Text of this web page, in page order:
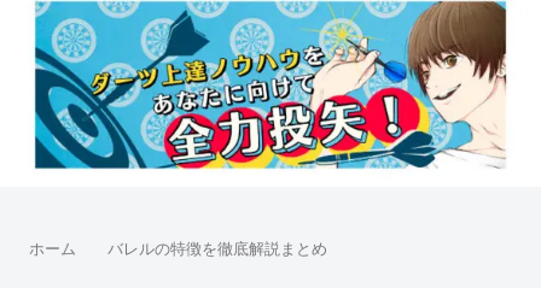
ホーム バレルの特徴を徹底解説まとめ